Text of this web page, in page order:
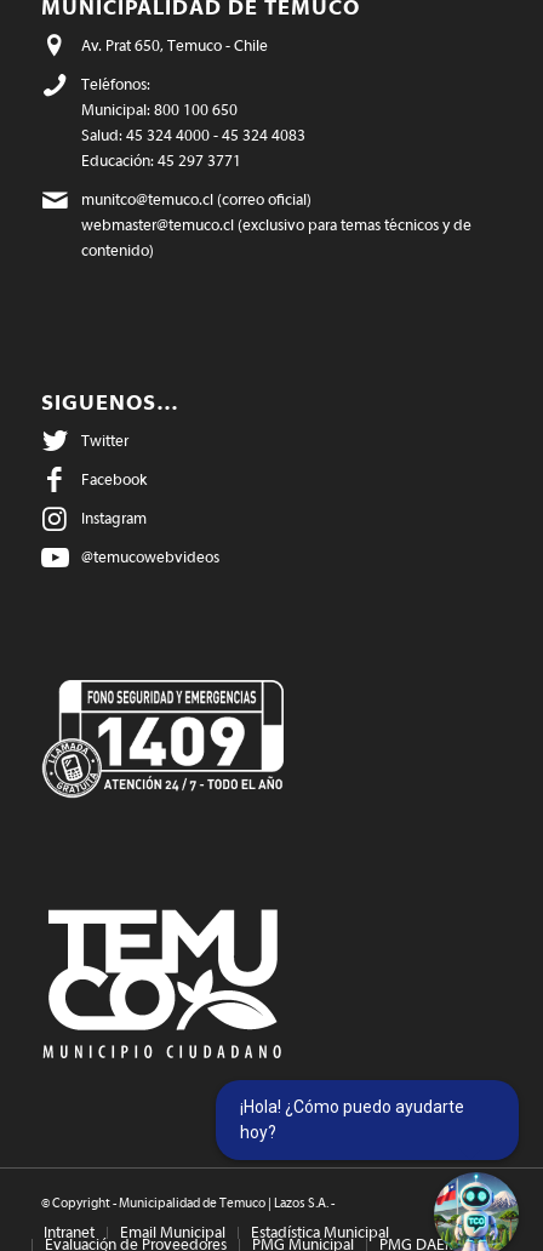
MUNICIPALIDAD DE TEMUCO
Av. Prat 650, Temuco - Chile
Teléfonos:
Municipal: 800 100 650
Salud: 45 324 4000 - 45 324 4083
Educación: 45 297 3771
munitco@temuco.cl(correo oficial)
webmaster@temuco.cl(exclusivo para temas técnicos y de
contenido)
SIGUENOS…
Twitter
Facebook
Instagram
@temucowebvideos
© Copyright - Municipalidad de Temuco | Lazos S.A. -
Intranet Email Municipal Estadística Municipal
Evaluación de Proveedores PMG Municipal PMG DAEM
¡Hola! ¿Cómo puedo ayudarte
hoy?